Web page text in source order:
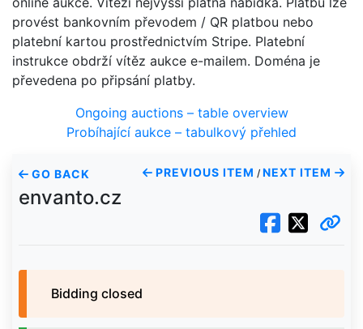
provést bankovním převodem / QR platbou nebo
platební kartou prostřednictvím Stripe. Platební
instrukce obdrží vítěz aukce e-mailem. Doména je
převedena po připsání platby.
Ongoing auctions – table overview
Probíhající aukce – tabulkový přehled
GO BACK PREVIOUS ITEM / NEXT ITEM
envanto.cz
Bidding closed